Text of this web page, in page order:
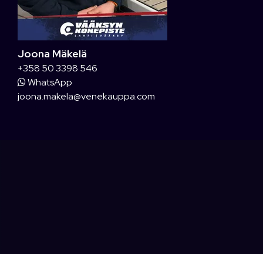
Joona Mäkelä
+358 50 3398 546
WhatsApp
joona.makela@venekauppa.com